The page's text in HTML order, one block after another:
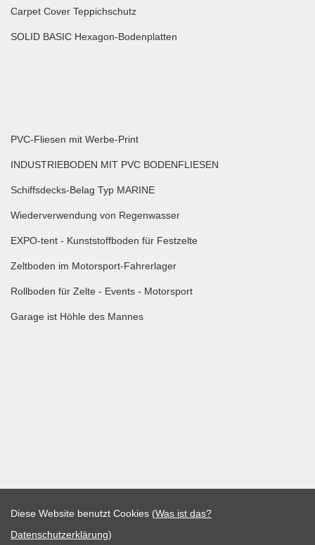
Carpet Cover Teppichschutz
SOLID BASIC Hexagon-Bodenplatten
PVC-Fliesen mit Werbe-Print
INDUSTRIEBODEN MIT PVC BODENFLIESEN
Schiffsdecks-Belag Typ MARINE
Wiederverwendung von Regenwasser
EXPO-tent - Kunststoffboden für Festzelte
Zeltboden im Motorsport-Fahrerlager
Rollboden für Zelte - Events - Motorsport
Garage ist Höhle des Mannes
Diese Website benutzt Cookies (Was ist das?
Datenschutzerklärung)